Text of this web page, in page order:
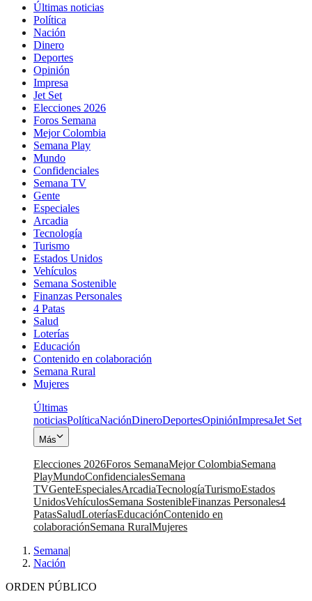
Últimas noticias
Política
Nación
Dinero
Deportes
Opinión
Impresa
Jet Set
Elecciones 2026
Foros Semana
Mejor Colombia
Semana Play
Mundo
Confidenciales
Semana TV
Gente
Especiales
Arcadia
Tecnología
Turismo
Estados Unidos
Vehículos
Semana Sostenible
Finanzas Personales
4 Patas
Salud
Loterías
Educación
Contenido en colaboración
Semana Rural
Mujeres
Últimas
noticiasPolíticaNaciónDineroDeportesOpiniónImpresaJet Set
Más
Elecciones 2026Foros SemanaMejor ColombiaSemana
PlayMundoConfidencialesSemana
TVGenteEspecialesArcadiaTecnologíaTurismoEstados
UnidosVehículosSemana SostenibleFinanzas Personales4
PatasSaludLoteríasEducaciónContenido en
colaboraciónSemana RuralMujeres
Semana|
Nación
ORDEN PÚBLICO